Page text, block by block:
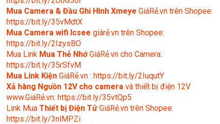
Mua Camera & Đầu Ghi Hình XmeyeGiáRẻ.vn trên Shopee:
https://bit.ly/35vMdtX
Mua Camera wifi Icsee giárẻ.vn trên Shopee:
https://bit.ly/2IzysBO
Mua Link Mua Thẻ NhớGiáRẻ.vn cho Camera:
https://bit.ly/35rSfvM
Mua Link KiệnGiáRẻ.vn : https://bit.ly/2IuqutY
Xả hàng Nguồn 12V cho cameravà thiết bị điện 12V
www.GiáRẻ.vn: https://bit.ly/35vtQp5
Link MuaThiết bị Điện TửGiáRẻ.vn trên Shopee:
https://bit.ly/3nlMPZi